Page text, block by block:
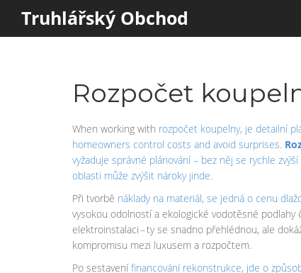
Truhlářský Obchod
Rozpočet
When working with rozpočet koupelny, je detailní
homeowners control costs and avoid surprises.
vyžaduje správné plánování – bez něj se rychle
oblasti může zvýšit nároky jinde.
Při tvorbě náklady na materiál, se jedná o cenu
vysokou odolností a ekologické vodotěsné
elektroinstalaci – ty se snadno přehlédnou, ale
kompromisu mezi luxusem a rozpočtem.
Po sestavení financování rekonstrukce, jde o